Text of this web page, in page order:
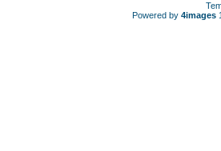
Powered by 4images